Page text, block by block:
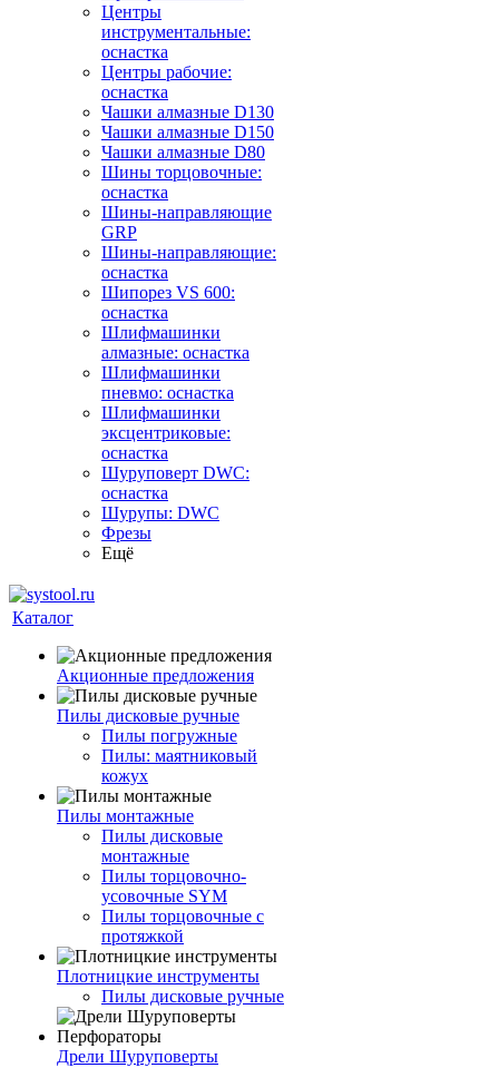
Центры
инструментальные:
оснастка
Центры рабочие:
оснастка
Чашки алмазные D130
Чашки алмазные D150
Чашки алмазные D80
Шины торцовочные:
оснастка
Шины-направляющие
GRP
Шины-направляющие:
оснастка
Шипорез VS 600:
оснастка
Шлифмашинки
алмазные: оснастка
Шлифмашинки
пневмо: оснастка
Шлифмашинки
эксцентриковые:
оснастка
Шуруповерт DWC:
оснастка
Шурупы: DWC
Фрезы
Ещё
Каталог
Акционные предложения
Пилы дисковые ручные
Пилы погружные
Пилы: маятниковый
кожух
Пилы монтажные
Пилы дисковые
монтажные
Пилы торцовочно-
усовочные SYM
Пилы торцовочные с
протяжкой
Плотницкие инструменты
Пилы дисковые ручные
Дрели Шуруповерты